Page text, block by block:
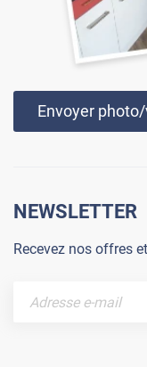
Envoyer
NEWSLETTER
Recevez nos offres